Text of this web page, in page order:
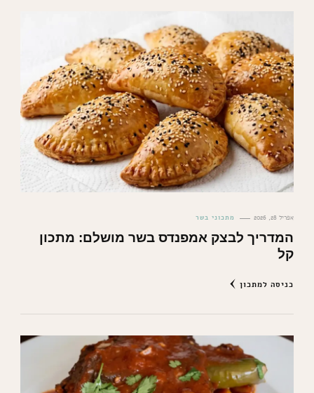
אפריל 28, 2026 מתכוני בשר
המדריך לבצק אמפנדס בשר מושלם: מתכון
קל
כניסה למתכון